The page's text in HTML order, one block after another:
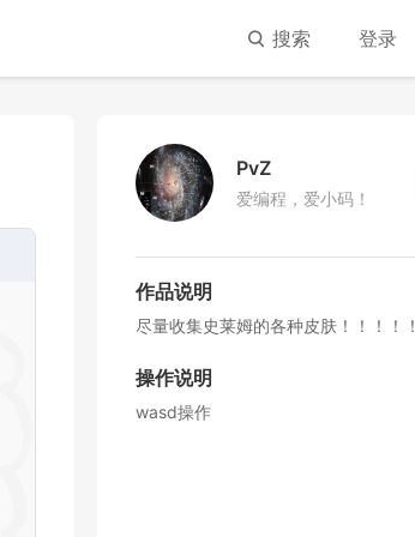
搜索 登录
PvZ
爱编程，爱小码！
作品说明
尽量收集史莱姆的各种皮肤！！！！！
操作说明
wasd操作